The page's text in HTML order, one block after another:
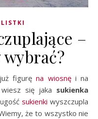
–
już figuręna wiosnęi na
się jaka sukienka
sukienki wyszczupla
że to wszystko nie